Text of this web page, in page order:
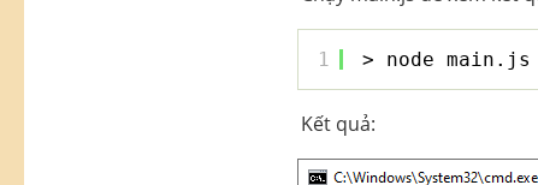
1 > node main.js
Kết quả: